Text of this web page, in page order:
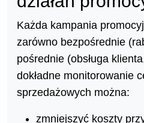
Każda kampania
zarówno bezpośrednie
pośrednie (obsługa
dokładne monitorowanie
sprzedażowych można:
zmniejszyć koszty